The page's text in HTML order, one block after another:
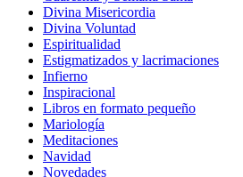
Divina Misericordia
Divina Voluntad
Espiritualidad
Estigmatizados y lacrimaciones
Infierno
Inspiracional
Libros en formato pequeño
Mariología
Meditaciones
Navidad
Novedades